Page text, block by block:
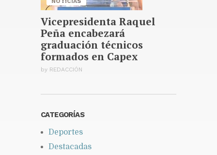
Vicepresidenta Raquel
Peña encabezará
graduación técnicos
formados en Capex
by REDACCIÓN
CATEGORÍAS
Deportes
Destacadas